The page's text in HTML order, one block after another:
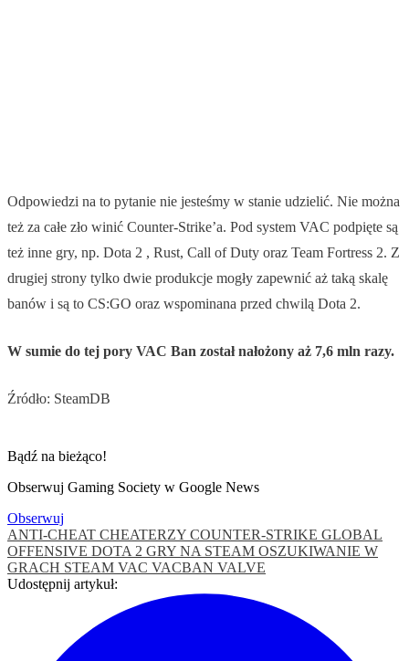
Odpowiedzi na to pytanie nie jesteśmy w stanie udzielić. Nie można
też za całe zło winić Counter-Strike’a. Pod system VAC podpięte są
też inne gry, np. Dota 2 , Rust, Call of Duty oraz Team Fortress 2. Z
drugiej strony tylko dwie produkcje mogły zapewnić aż taką skalę
banów i są to CS:GO oraz wspominana przed chwilą Dota 2.
W sumie do tej pory VAC Ban został nałożony aż 7,6 mln razy.
Źródło: SteamDB
Bądź na bieżąco!
Obserwuj Gaming Society w Google News
Obserwuj
ANTI-CHEAT CHEATERZY COUNTER-STRIKE GLOBAL
OFFENSIVE DOTA 2 GRY NA STEAM OSZUKIWANIE W
GRACH STEAM VAC VACBAN VALVE
Udostępnij artykuł: